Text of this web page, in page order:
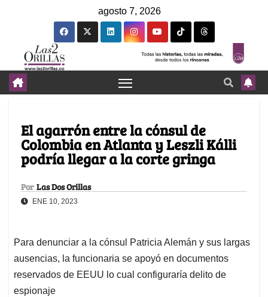
agosto 7, 2026
El agarrón entre la cónsul de
Colombia en Atlanta y Leszli Kálli
podría llegar a la corte gringa
Por Las Dos Orillas
ENE 10, 2023
Para denunciar a la cónsul Patricia Alemán y sus largas
ausencias, la funcionaria se apoyó en documentos
reservados de EEUU lo cual configuraría delito de
espionaje